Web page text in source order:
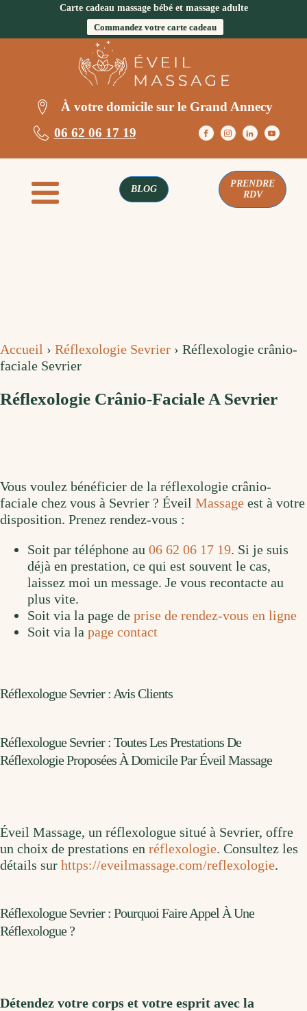
Carte cadeau massage bébé et massage adulte
Commandez votre carte cadeau
À votre domicile sur le Grand Annecy
06 62 06 17 19
BLOG
PRENDRE
RDV
Accueil › Réflexologie Sevrier › Réflexologie crânio-
faciale Sevrier
Réflexologie Crânio-Faciale A Sevrier
Vous voulez bénéficier de la réflexologie crânio-
faciale chez vous à Sevrier ? Éveil Massage est à votre
disposition. Prenez rendez-vous :
Soit par téléphone au 06 62 06 17 19. Si je suis
déjà en prestation, ce qui est souvent le cas,
laissez moi un message. Je vous recontacte au
plus vite.
Soit via la page de prise de rendez-vous en ligne
Soit via la page contact
Réflexologue Sevrier : Avis Clients
Réflexologue Sevrier : Toutes Les Prestations De
Réflexologie Proposées À Domicile Par Éveil Massage
Éveil Massage, un réflexologue situé à Sevrier, offre
un choix de prestations en réflexologie. Consultez les
détails sur https://eveilmassage.com/reflexologie.
Réflexologue Sevrier : Pourquoi Faire Appel À Une
Réflexologue ?
Détendez votre corps et votre esprit avec la